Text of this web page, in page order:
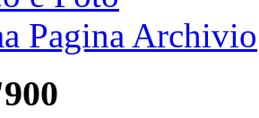
Pagina Archivio